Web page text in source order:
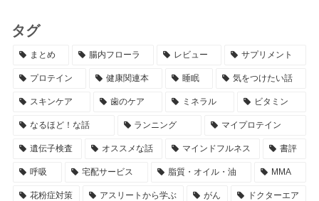
タグ
まとめ 腸内フローラ レビュー サプリメント
プロテイン 健康関連本 睡眠 気をつけたい話
スキンケア 歯のケア ミネラル ビタミン
なるほど！な話 ランニング マイプロテイン
遺伝子検査 オススメな話 マインドフルネス 書評
呼吸 宅配サービス 脂質・オイル・油 MMA
花粉症対策 アスリートから学ぶ がん ドクターエア